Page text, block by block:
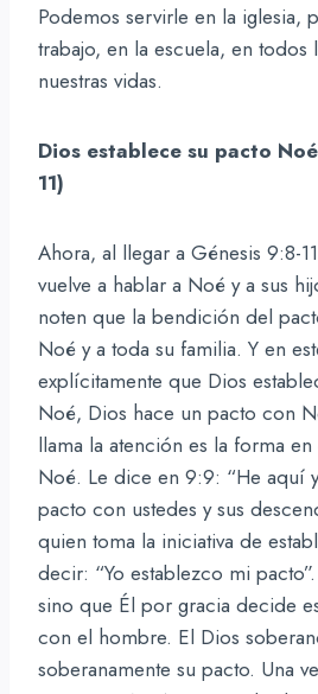
Podemos servirle en la iglesia,
trabajo, en la escuela, en todos
nuestras vidas.
Dios establece su pacto
11)
Ahora, al llegar a Génesis 9:8-
vuelve a hablar a Noé y a sus
noten que la bendición del
Noé y a toda su familia. Y en
explícitamente que Dios
Noé, Dios hace un pacto con
llama la atención es la forma
Noé. Le dice en 9:9: “He aquí
pacto con ustedes y sus
quien toma la iniciativa de
decir: “Yo establezco mi
sino que Él por gracia decide
con el hombre. El Dios
soberanamente su pacto. Una